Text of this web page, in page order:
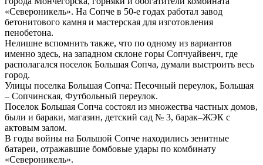
«Североникель». На Сопче в 50-е годах работал завод
бетонитового камня и мастерская для изготовления
пенобетона.
Нелишне вспомнить также, что по одному из вариантов
именно здесь, на западном склоне горы Сопчуайвенч, где
располагался поселок Большая Сопча, думали выстроить весь
город.
Улицы поселка Большая Сопча: Песочный переулок, Большая
– Сопчинская, Футбольный переулок.
Поселок Большая Сопча состоял из множества частных домов,
были и бараки, магазин, детский сад № 3, барак–ЖЭК с
актовым залом.
В годы войны на Большой Сопче находились зенитные
батареи, отражавшие бомбовые удары по комбинату
«Североникель».